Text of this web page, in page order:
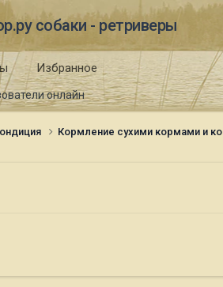
собаки - ретриверы
онлайн
Избранное
Кормление сухими кормами и